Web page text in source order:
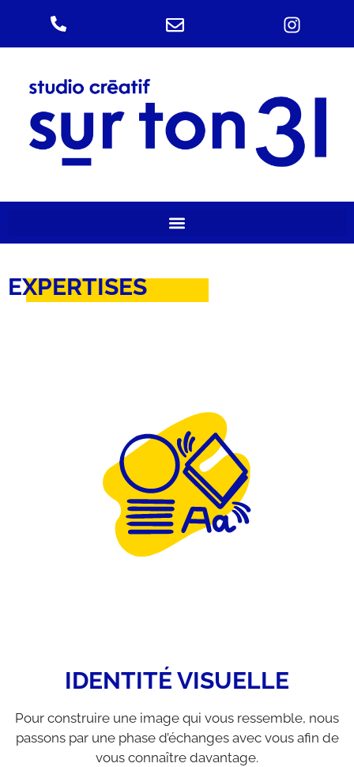
EXPERTISES
IDENTITÉ VISUELLE
Pour construire une image qui vous ressemble, nous
passons par une phase d’échanges avec vous afin de
vous connaître davantage.